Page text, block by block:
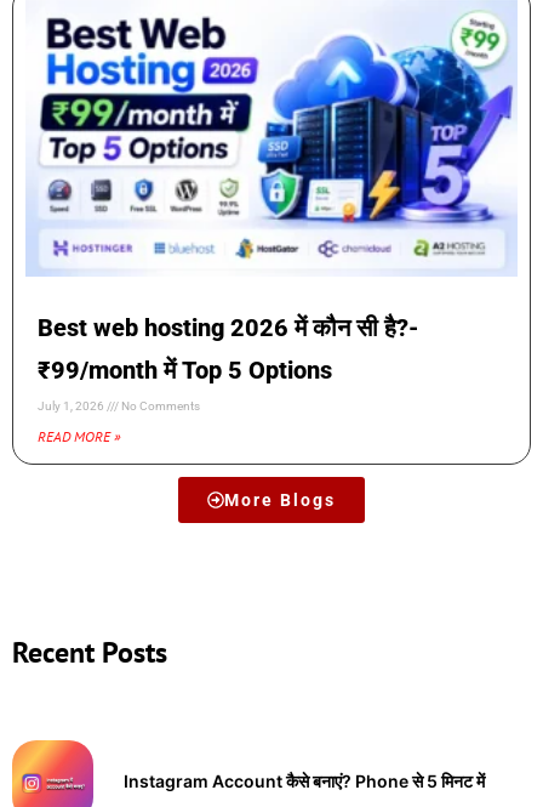
Best web hosting 2026 में कौन सी है?-
₹99/month में Top 5 Options
July 1, 2026 No Comments
READ MORE »
More Blogs
Recent Posts
Instagram Account कैसे बनाएं? Phone से 5 मिनट में